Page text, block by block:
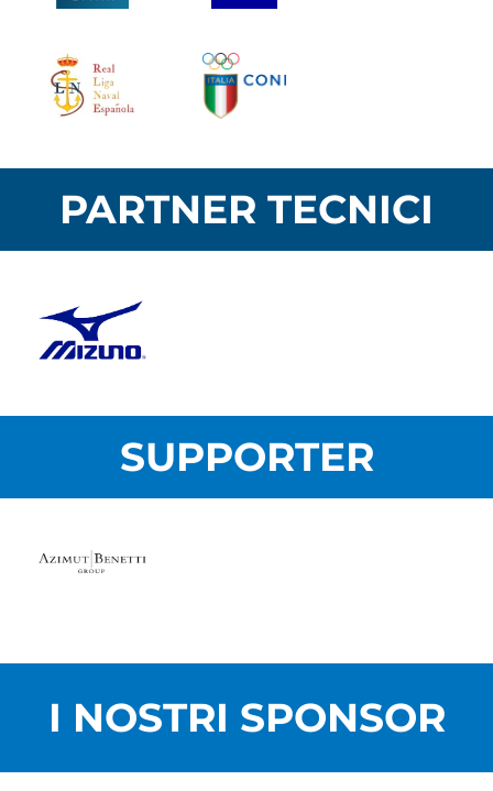
PARTNER TECNICI
SUPPORTER
I NOSTRI SPONSOR